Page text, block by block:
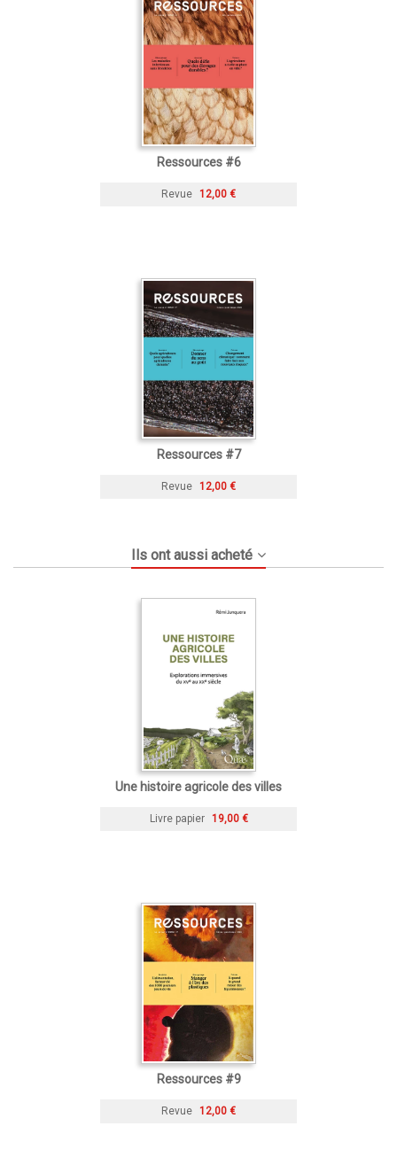
Ressources #6
Revue 12,00 €
Ressources #7
Revue 12,00 €
Ils ont aussi acheté
Une histoire agricole des villes
Livre papier 19,00 €
Ressources #9
Revue 12,00 €